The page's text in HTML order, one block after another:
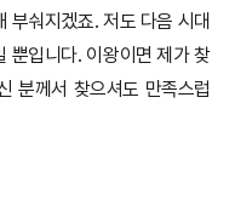
부숴지겠죠. 저도 다음 시대
뿐입니다. 이왕이면 제가 찾
분께서 찾으셔도 만족스럽